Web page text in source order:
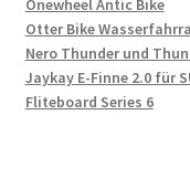
Onewheel Antic Bike
Otter Bike
Nero Thunder und
Jaykay E-Finne 2.0 für
Fliteboard Series 6